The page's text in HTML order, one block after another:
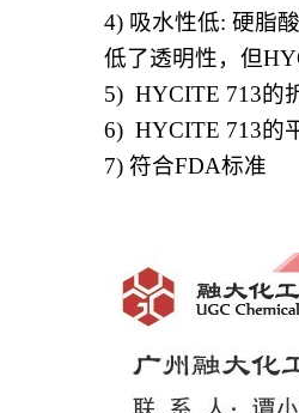
4) 吸水性低: 硬脂
低了透明性，但
5) HYCITE 713的
6) HYCITE 713的
7) 符合FDA标准